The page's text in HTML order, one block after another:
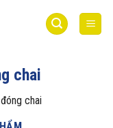
chai
chai